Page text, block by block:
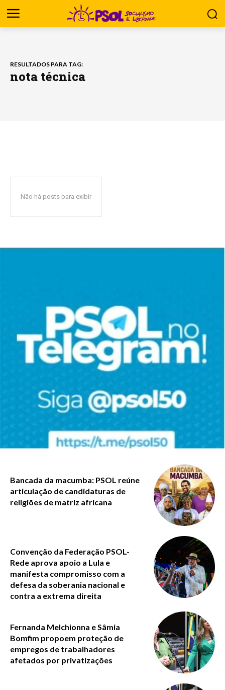
RESULTADOS PARA TAG:
nota técnica
Não há posts para exibir
Bancada da macumba: PSOL reúne
articulação de candidaturas de
religiões de matriz africana
Convenção da Federação PSOL-
Rede aprova apoio a Lula e
manifesta compromisso com a
defesa da soberania nacional e
contra a extrema direita
Fernanda Melchionna e Sâmia
Bomfim propoem proteção de
empregos de trabalhadores
afetados por privatizações